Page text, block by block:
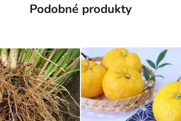
Podobné produkty